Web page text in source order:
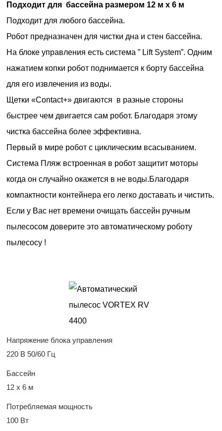
Подходит для бассейна размером 12 м x 6 м
Подходит для любого бассейна.
Робот предназначен для чистки дна и стен бассейна.
На блоке управления есть система ” Lift System”. Одним
нажатием копки робот поднимается к борту бассейна
для его извлечения из воды.
Щетки «Contact+» двигаются в разные стороны
быстрее чем двигается сам робот. Благодаря этому
чистка бассейна более эффективна.
Первый в мире робот с циклическим всасыванием.
Система Пляж встроенная в робот защитит моторы
когда он случайно окажется в не воды.Благодаря
компактности контейнера его легко доставать и чистить.
Если у Вас нет времени очищать бассейн ручным
пылесосом доверите это автоматическому роботу
пылесосу !
Напряжение блока управления
220 В 50/60 Гц
Бассейн
12 х 6 м
Потребляемая мощность
100 Вт